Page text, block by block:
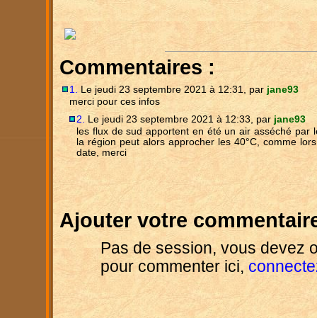
Commentaires :
1. Le jeudi 23 septembre 2021 à 12:31, par jane93
merci pour ces infos
2.
Le jeudi 23 septembre 2021 à 12:33, par jane93
les flux de sud apportent en été un air asséché par
la région peut alors approcher les 40°C, comme
date, merci
Ajouter votre
Pas de session, vous devez
pour commenter ici,